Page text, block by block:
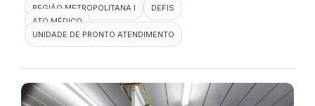
REGIÃO METROPOLITANA I
DEFIS
ATO MÉDICO
UNIDADE DE PRONTO ATENDIMENTO